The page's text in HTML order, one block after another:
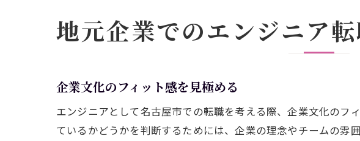
転職後のキャ
名古屋の企業でエ
地域企業のユ
名古屋でのキ
地元企業でのエンジニア
企業文化のフィット感を見極める
エンジニアとして名古屋市での転職を考える際、企業文化のフ
ているかどうかを判断するためには、企業の理念やチームの雰